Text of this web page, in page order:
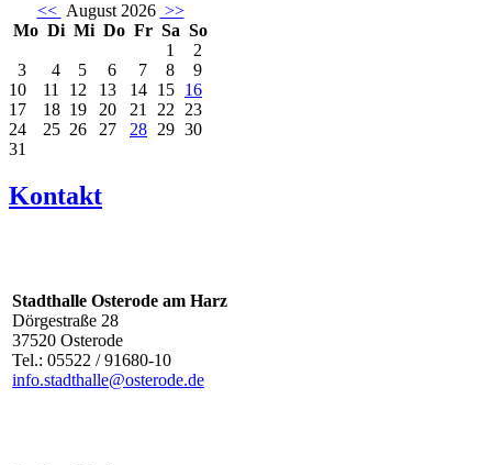
<< August 2026 >>
Mo Di Mi Do Fr Sa So
1
2
3
4 5 6 7 8
9
10
11 12 13 14 15 16
17
18 19 20 21 22 23
24
25 26 27 28 29 30
31
Kontakt
Stadthalle Osterode am Harz
Dörgestraße 28
37520 Osterode
Tel.: 05522 / 91680-10
info.stadthalle@osterode.de